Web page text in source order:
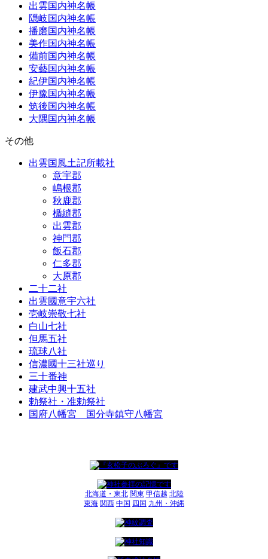
出雲国内神名帳
隠岐国内神名帳
播磨国内神名帳
美作国内神名帳
備前国内神名帳
安藝国内神名帳
紀伊国内神名帳
伊豫国内神名帳
筑後国内神名帳
大隅国内神名帳
その他
出雲国風土記所載社
意宇郡
嶋根郡
秋鹿郡
楯縫郡
出雲郡
神門郡
飯石郡
仁多郡
大原郡
二十二社
出雲國意宇六社
壱岐崇敬七社
白山七社
但馬五社
琉球八社
信濃國十三社巡り
三十番神
建武中興十五社
勅祭社・准勅祭社
国府八幡宮 国分寺鎮守八幡宮
北海道・東北 関東 甲信越 北陸
東海 関西 中国 四国 九州・沖縄